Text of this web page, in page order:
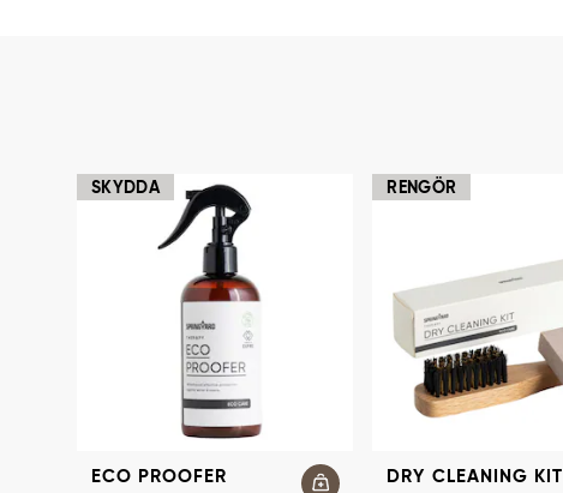
SKYDDA
ECO PROOFER
RENGÖR
DRY CLEANING KIT